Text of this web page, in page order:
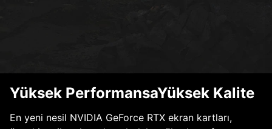
Yüksek PerformansaYüksek Kalite
En yeni nesil NVIDIA GeForce RTX ekran kartları,